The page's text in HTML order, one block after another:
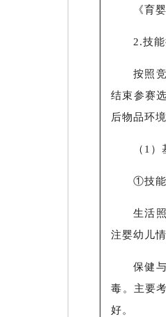
《育
2.技
按照
结束参赛
后物品环
（1
①技能
生活
注婴幼儿
保健
毒。主要
好。